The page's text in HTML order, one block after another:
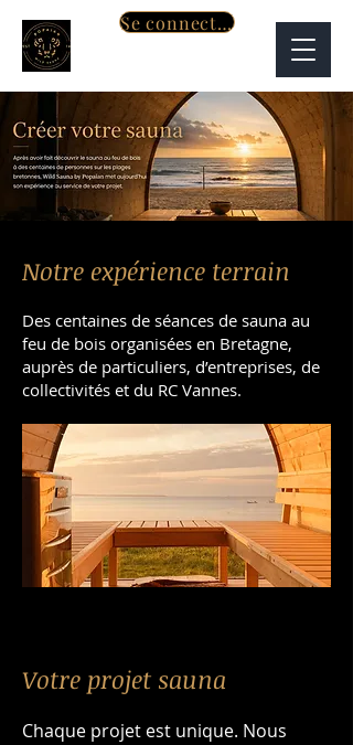
Se connecter
Notre expérience terrain
Des centaines de séances de sauna au
feu de bois organisées en Bretagne,
auprès de particuliers, d’entreprises, de
collectivités et du RC Vannes.
Votre projet sauna
Chaque projet est unique. Nous